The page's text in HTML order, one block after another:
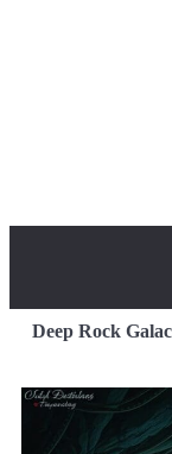
Deep Rock